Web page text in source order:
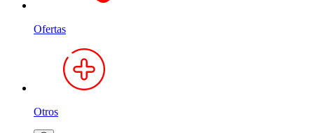
Ofertas
Otros